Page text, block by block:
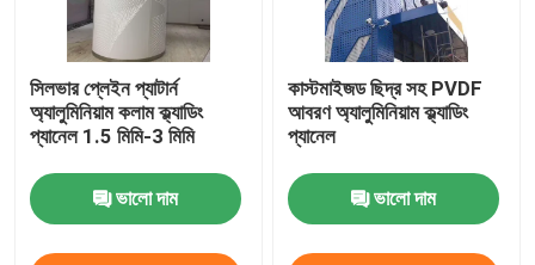
সিলভার প্লেইন প্যাটার্ন
অ্যালুমিনিয়াম কলাম ক্ল্যাডিং
প্যানেল 1.5 মিমি-3 মিমি
ভালো দাম
কাস্টমাইজড ছিদ্র সহ PVDF
আবরণ অ্যালুমিনিয়াম ক্ল্যাডিং
প্যানেল
ভালো দাম